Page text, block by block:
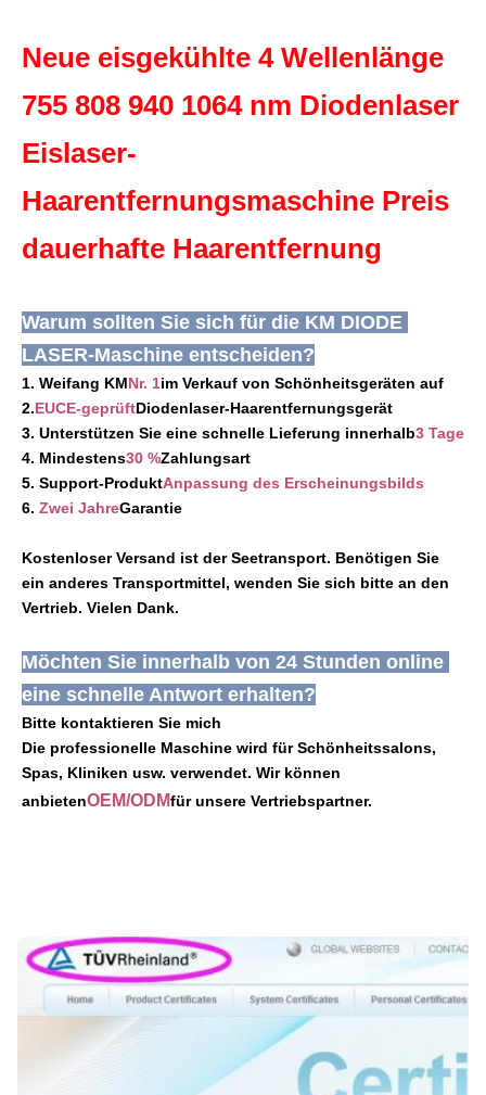
geprüftDiodenlaser-Haarentfernungsgerät3. ...
NEIN
Laserdiode
Stationär
Type:
Laser
Antihaarentfernung, Haarentfernung,
Faltenentfernung, Hautverjüngung
Application:
Für kommerzielle Zwecke
After-Sales Service Provided:
Kostenlose Ersatzteile, Online-Support,
Videotechnischer Support, Außeneinbau,
Inbetriebnahme und Au
Laser-Haarentfernungssystem 755nm 808nm 1064nm
Spot Size:
12*20mm 15*27mm 12*35mm 14*14mm
Laser Wavelength:
808nm-810nm/808+755+1064nm Option
Laser Bars:
Option mit 6 bis 16 Laserbalken
Languages Option:
Power Supplier:
220 V, 50 Hz oder 110 V, 60 Hz
Software:
kann das Logo des Kunden hinzugefügt werden
Neue eisgekühlte 4 Wellenlänge
755 808 940 1064 nm Diodenlaser
Eislaser-
Haarentfernungsmaschine Preis
dauerhafte Haarentfernung
Warum sollten Sie sich für die KM DIODE
LASER-Maschine entscheiden?
1. Weifang KMNr. 1im Verkauf von Schönheitsgeräten auf
2.EUCE-geprüftDiodenlaser-Haarentfernungsgerät
3. Unterstützen Sie eine schnelle Lieferung innerhalb3 Tage
4. Mindestens30 %Zahlungsart
5. Support-ProduktAnpassung des Erscheinungsbilds
6. Zwei JahreGarantie
Kostenloser Versand ist der Seetransport. Benötigen Sie
ein anderes Transportmittel, wenden Sie sich bitte an den
Vertrieb. Vielen Dank.
Möchten Sie innerhalb von 24 Stunden online
eine schnelle Antwort erhalten?
Bitte kontaktieren Sie mich
Die professionelle Maschine wird für Schönheitssalons,
Spas, Kliniken usw. verwendet. Wir können
anbietenOEM/ODMfür unsere Vertriebspartner.